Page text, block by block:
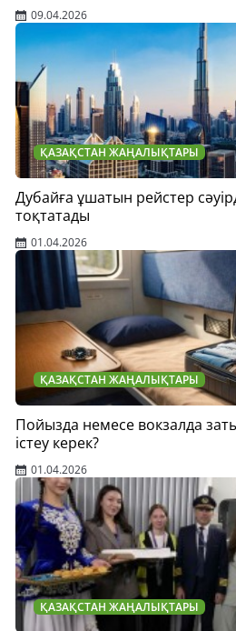
09.04.2026
ҚАЗАҚСТАН ЖАҢАЛЫҚТАРЫ
Дубайға ұшатын рейстер
тоқтатады
01.04.2026
ҚАЗАҚСТАН ЖАҢАЛЫҚТАРЫ
Пойызда немесе вокзалда
істеу керек?
01.04.2026
ҚАЗАҚСТАН ЖАҢАЛЫҚТАРЫ